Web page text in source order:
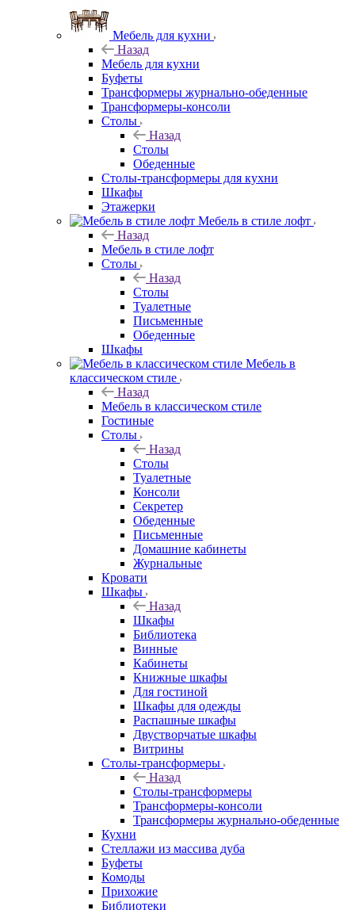
Мебель для кухни
Назад
Мебель для кухни
Буфеты
Трансформеры журнально-обеденные
Трансформеры-консоли
Столы
Назад
Столы
Обеденные
Столы-трансформеры для кухни
Шкафы
Этажерки
Мебель в стиле лофт
Назад
Мебель в стиле лофт
Столы
Назад
Столы
Туалетные
Письменные
Обеденные
Шкафы
Мебель в
классическом стиле
Назад
Мебель в классическом стиле
Гостиные
Столы
Назад
Столы
Туалетные
Консоли
Секретер
Обеденные
Письменные
Домашние кабинеты
Журнальные
Кровати
Шкафы
Назад
Шкафы
Библиотека
Винные
Кабинеты
Книжные шкафы
Для гостиной
Шкафы для одежды
Распашные шкафы
Двустворчатые шкафы
Витрины
Столы-трансформеры
Назад
Столы-трансформеры
Трансформеры-консоли
Трансформеры журнально-обеденные
Кухни
Стеллажи из массива дуба
Буфеты
Комоды
Прихожие
Библиотеки